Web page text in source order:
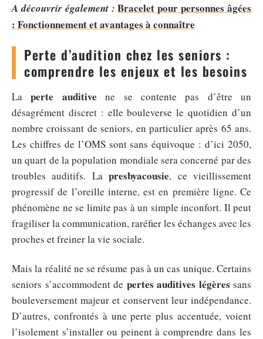
A découvrir également : Bracelet pour personnes âgées
: Fonctionnement et avantages à connaître
Perte d’audition chez les seniors :
comprendre les enjeux et les besoins
Laperte auditive ne se contente pas d’être un
désagrément discret : elle bouleverse le quotidien d’un
nombre croissant de seniors, en particulier après 65 ans.
Les chiffres de l’OMS sont sans équivoque : d’ici 2050,
un quart de la population mondiale sera concerné par des
troubles auditifs. Lapresbyacousie, ce vieillissement
progressif de l’oreille interne, est en première ligne. Ce
phénomène ne se limite pas à un simple inconfort. Il peut
fragiliser la communication, raréfier les échanges avec les
proches et freiner la vie sociale.
Mais la réalité ne se résume pas à un cas unique. Certains
seniors s’accommodent de pertes auditives légères sans
bouleversement majeur et conservent leur indépendance.
D’autres, confrontés à une perte plus accentuée, voient
l’isolement s’installer ou peinent à comprendre dans les